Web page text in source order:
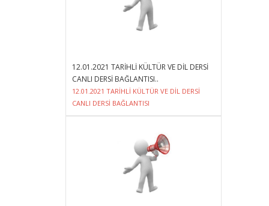
12.01.2021 TARİHLİ KÜLTÜR VE DİL DERSİ
CANLI DERSİ BAĞLANTISI..
12.01.2021 TARİHLİ KÜLTÜR VE DİL DERSİ
CANLI DERSİ BAĞLANTISI